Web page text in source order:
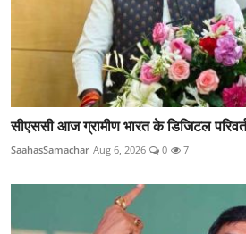
सीएससी आज ग्रामीण भारत के डिजिटल
SaahasSamachar Aug 6, 2026 0 7